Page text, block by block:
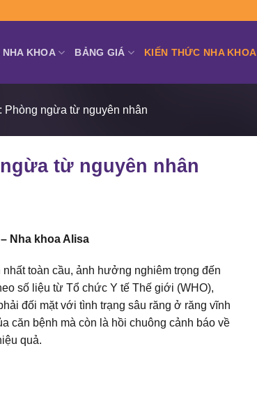
NHA KHOA BẢNG GIÁ KIẾN THỨC NHA KHOA
Phòng ngừa từ nguyên nhân
từ nguyên nhân
Nha khoa Alisa
toàn cầu, ảnh hưởng nghiêm trọng đến
số liệu từ Tổ chức Y tế Thế giới (WHO),
đối mặt với tình trạng sâu răng ở răng vĩnh
căn bệnh mà còn là hồi chuông cảnh báo về
quả.